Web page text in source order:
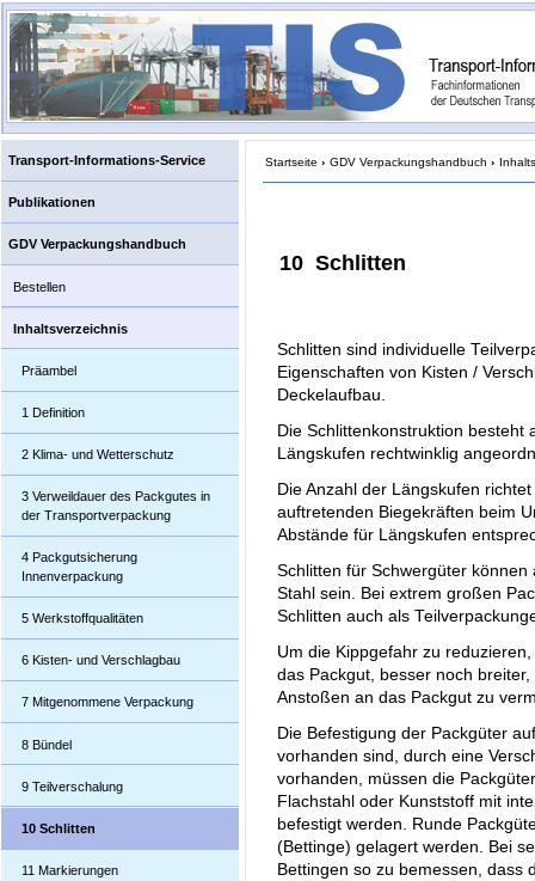
Transport-Informations-Service
Publikationen
GDV Verpackungshandbuch
Bestellen
Inhaltsverzeichnis
Präambel
1 Definition
2 Klima- und Wetterschutz
3 Verweildauer des Packgutes in
der Transportverpackung
4 Packgutsicherung
Innenverpackung
5 Werkstoffqualitäten
6 Kisten- und Verschlagbau
7 Mitgenommene Verpackung
8 Bündel
9 Teilverschalung
10 Schlitten
11 Markierungen
Startseite › GDV Verpackungshandbuch ›
10 Schlitten
Schlitten sind individuelle
Eigenschaften von Kisten /
Deckelaufbau.
Die Schlittenkonstruktion
Längskufen rechtwinklig
Die Anzahl der Längskufen
auftretenden Biegekräften beim
Abstände für Längskufen
Schlitten für Schwergüter
Stahl sein. Bei extrem großen
Schlitten auch als
Um die Kippgefahr zu
das Packgut, besser noch
Anstoßen an das Packgut zu
Die Befestigung der Packgüter
vorhanden sind, durch eine
vorhanden, müssen die
Flachstahl oder Kunststoff mit
befestigt werden. Runde
(Bettinge) gelagert werden. Bei
Bettingen so zu bemessen, dass